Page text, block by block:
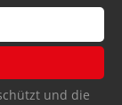
und die